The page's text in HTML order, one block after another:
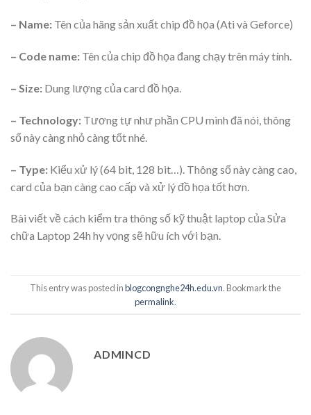
– Name: Tên của hãng sản xuất chip đồ họa (Ati và Geforce)
– Code name: Tên của chip đồ họa đang chạy trên máy tính.
– Size: Dung lượng của card đồ họa.
– Technology: Tương tự như phần CPU mình đã nói, thông
số này càng nhỏ càng tốt nhé.
– Type: Kiểu xử lý (64 bit, 128 bit…). Thông số này càng cao,
card của bạn càng cao cấp và xử lý đồ họa tốt hơn.
Bài viết về cách kiểm tra thông số kỹ thuật laptop của Sửa
chữa Laptop 24h hy vọng sẽ hữu ích với bạn.
This entry was posted inblogcongnghe24h.edu.vn. Bookmark the
permalink.
ADMINCD